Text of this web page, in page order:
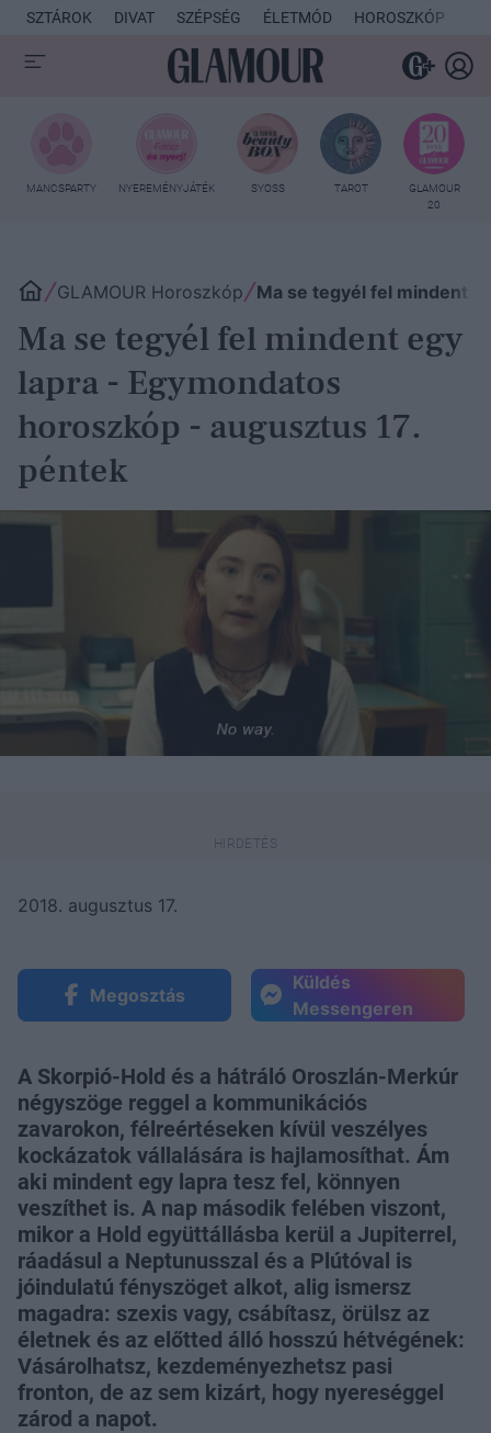
SZTÁROK DIVAT SZÉPSÉG ÉLETMÓD HOROSZKÓP
MANCSPARTY NYEREMÉNYJÁTÉK SYOSS TAROT
GLAMOUR
20
GLAMOUR Horoszkóp Ma se tegyél fel mindent
Ma se tegyél fel mindent egy
lapra - Egymondatos
horoszkóp - augusztus 17.
péntek
2018. augusztus 17.
Megosztás
Küldés
Messengeren
A Skorpió-Hold és a hátráló Oroszlán-Merkúr
négyszöge reggel a kommunikációs
zavarokon, félreértéseken kívül veszélyes
kockázatok vállalására is hajlamosíthat. Ám
aki mindent egy lapra tesz fel, könnyen
veszíthet is. A nap második felében viszont,
mikor a Hold együttállásba kerül a Jupiterrel,
ráadásul a Neptunusszal és a Plútóval is
jóindulatú fényszöget alkot, alig ismersz
magadra: szexis vagy, csábítasz, örülsz az
életnek és az előtted álló hosszú hétvégének:
Vásárolhatsz, kezdeményezhetsz pasi
fronton, de az sem kizárt, hogy nyereséggel
zárod a napot.